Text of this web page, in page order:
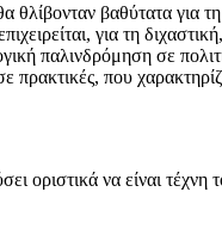
θλίβονταν βαθύτατα για
για τη
παλινδρόμηση σε
πρακτικές, που
οριστικά να είναι τέχνη